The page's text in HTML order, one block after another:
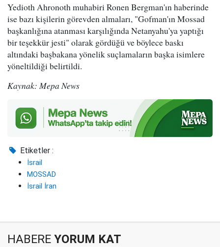
Yedioth Ahronoth muhabiri Ronen Bergman'ın haberinde
ise bazı kişilerin görevden almaları, "Gofman'ın Mossad
başkanlığına atanması karşılığında Netanyahu'ya yaptığı
bir teşekkür jesti" olarak gördüğü ve böylece baskı
altındaki başbakana yönelik suçlamaların başka isimlere
yöneltildiği belirtildi.
Kaynak: Mepa News
Etiketler :
İsrail
MOSSAD
İsrail İran
HABERE YORUM KAT